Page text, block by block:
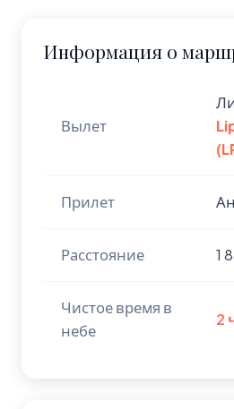
Информация о
Вылет
Прилет
Расстояние 1
Чистое время в
небе
2